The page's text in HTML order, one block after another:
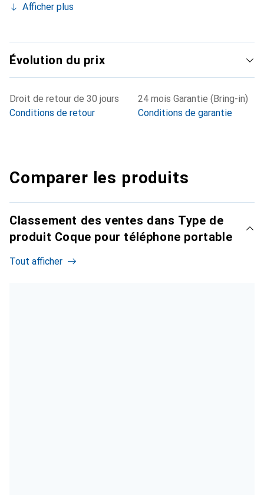
Afficher plus
Évolution du prix
Droit de retour de 30 jours
Conditions de retour
24 mois Garantie (Bring-in)
Conditions de garantie
Comparer les produits
Classement des ventes dans Type de
produit Coque pour téléphone portable
Tout afficher